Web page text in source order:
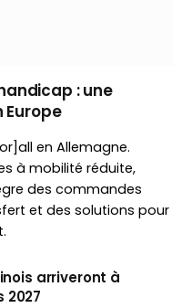
: une
Europe
en Allemagne.
à mobilité réduite,
des commandes
et des solutions pour
arriveront à
2027